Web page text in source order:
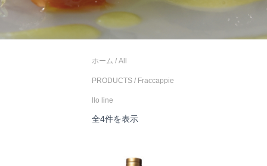
ホーム / All
PRODUCTS / Fraccappie
llo line
全4件を表示新
順